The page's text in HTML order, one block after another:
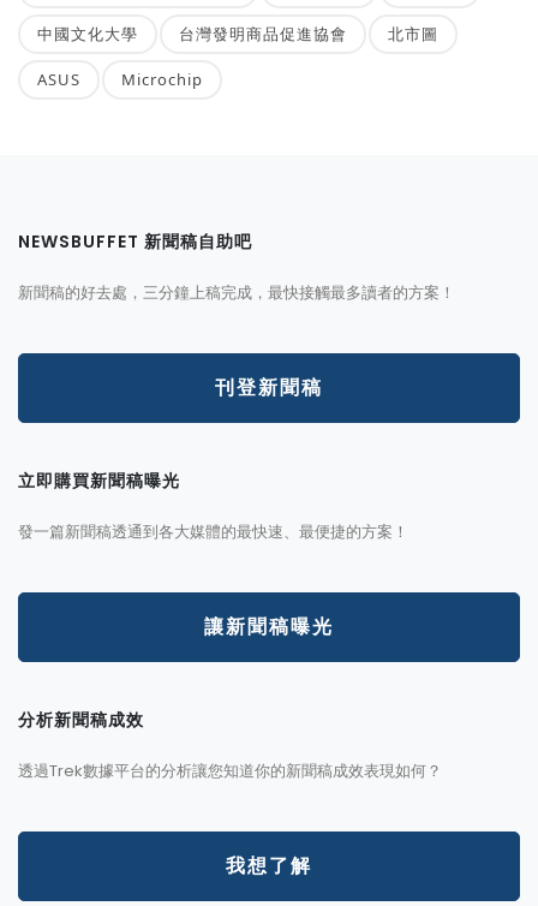
中國文化大學 台灣發明商品促進協會 北市圖
ASUS Microchip
NEWSBUFFET 新聞稿自助吧
新聞稿的好去處，三分鐘上稿完成，最快接觸最多讀者的方案！
刊登新聞稿
立即購買新聞稿曝光
發一篇新聞稿透通到各大媒體的最快速、最便捷的方案！
讓新聞稿曝光
分析新聞稿成效
透過Trek數據平台的分析讓您知道你的新聞稿成效表現如何？
我想了解